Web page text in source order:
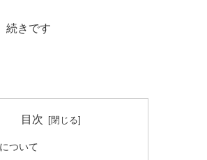
きです
目次
ついて